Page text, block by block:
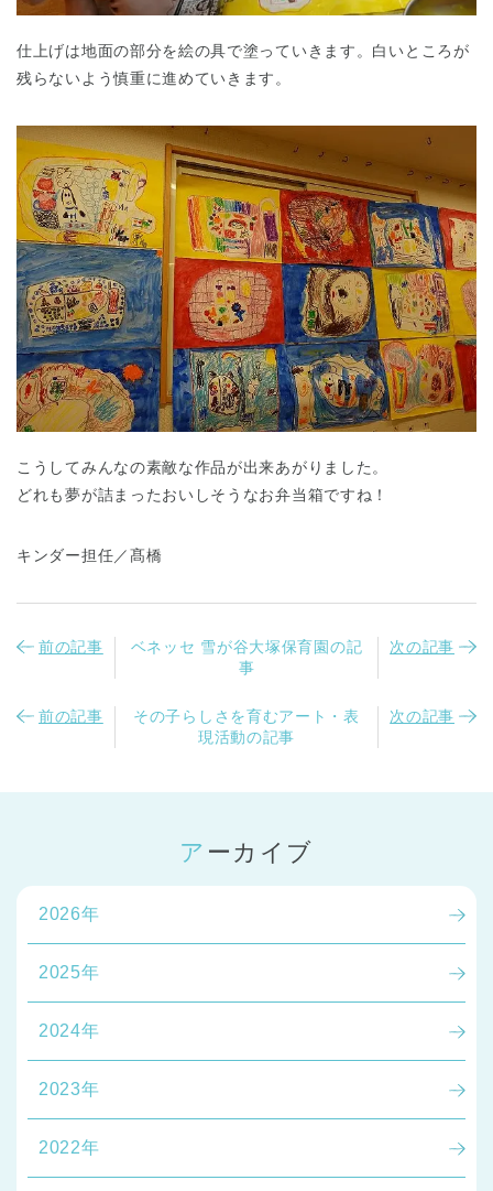
仕上げは地面の部分を絵の具で塗っていきます。白いところが
残らないよう慎重に進めていきます。
こうしてみんなの素敵な作品が出来あがりました。
どれも夢が詰まったおいしそうなお弁当箱ですね！
キンダー担任／髙橋
前の記事
ベネッセ 雪が谷大塚保育園の記
事
次の記事
前の記事
その子らしさを育むアート・表
現活動の記事
次の記事
アーカイブ
2026年
2025年
2024年
2023年
2022年